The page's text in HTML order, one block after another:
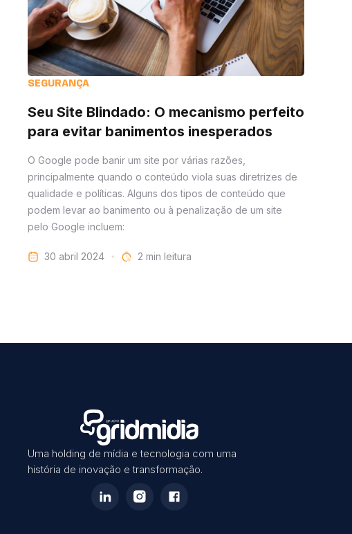
SEGURANÇA
Seu Site Blindado: O mecanismo perfeito
para evitar banimentos inesperados
O Google pode banir um site por várias razões,
principalmente quando o conteúdo viola suas diretrizes de
qualidade e políticas. Alguns dos tipos de conteúdo que
podem levar ao banimento ou à penalização de um site
pelo Google incluem:
30 abril 2024 leitura
Uma holding de mídia e tecnologia com uma
história de inovação e transformação.